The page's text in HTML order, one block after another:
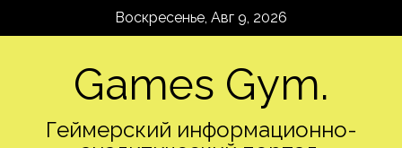
Воскресенье, Авг 9, 2026
Games Gym.
Геймерский информационно-